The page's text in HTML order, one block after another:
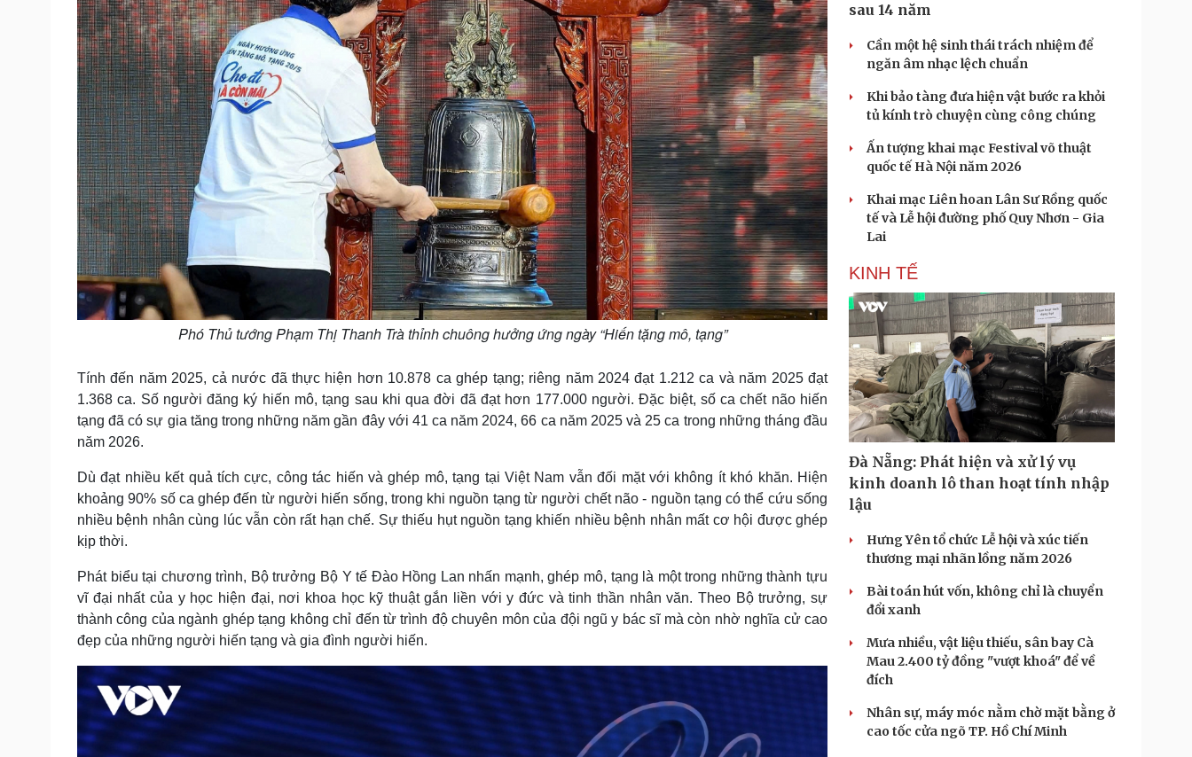
Phó Thủ tướng Phạm Thị Thanh Trà thỉnh chuông hưởng ứng ngày “Hiến tặng mô, tạng”
Tính đến năm 2025, cả nước đã thực hiện hơn 10.878 ca ghép tạng; riêng năm 2024 đạt 1.212 ca và năm 2025 đạt
1.368 ca. Số người đăng ký hiến mô, tạng sau khi qua đời đã đạt hơn 177.000 người. Đặc biệt, số ca chết não hiến
tạng đã có sự gia tăng trong những năm gần đây với 41 ca năm 2024, 66 ca năm 2025 và 25 ca trong những tháng đầu
năm 2026.
Dù đạt nhiều kết quả tích cực, công tác hiến và ghép mô, tạng tại Việt Nam vẫn đối mặt với không ít khó khăn. Hiện
khoảng 90% số ca ghép đến từ người hiến sống, trong khi nguồn tạng từ người chết não - nguồn tạng có thể cứu sống
nhiều bệnh nhân cùng lúc vẫn còn rất hạn chế. Sự thiếu hụt nguồn tạng khiến nhiều bệnh nhân mất cơ hội được ghép
kịp thời.
Phát biểu tại chương trình, Bộ trưởng Bộ Y tế Đào Hồng Lan nhấn mạnh, ghép mô, tạng là một trong những thành tựu
vĩ đại nhất của y học hiện đại, nơi khoa học kỹ thuật gắn liền với y đức và tinh thần nhân văn. Theo Bộ trưởng, sự
thành công của ngành ghép tạng không chỉ đến từ trình độ chuyên môn của đội ngũ y bác sĩ mà còn nhờ nghĩa cử cao
đẹp của những người hiến tạng và gia đình người hiến.
sau 14 năm
Cần một hệ sinh thái trách nhiệm để
ngăn âm nhạc lệch chuẩn
Khi bảo tàng đưa hiện vật bước ra khỏi
tủ kính trò chuyện cùng công chúng
Ấn tượng khai mạc Festival võ thuật
quốc tế Hà Nội năm 2026
Khai mạc Liên hoan Lân Sư Rồng quốc
tế và Lễ hội đường phố Quy Nhơn - Gia
Lai
KINH TẾ
Đà Nẵng: Phát hiện và xử lý vụ
kinh doanh lô than hoạt tính nhập
lậu
Hưng Yên tổ chức Lễ hội và xúc tiến
thương mại nhãn lồng năm 2026
Bài toán hút vốn, không chỉ là chuyển
đổi xanh
Mưa nhiều, vật liệu thiếu, sân bay Cà
Mau 2.400 tỷ đồng "vượt khoá" để về
đích
Nhân sự, máy móc nằm chờ mặt bằng ở
cao tốc cửa ngõ TP. Hồ Chí Minh